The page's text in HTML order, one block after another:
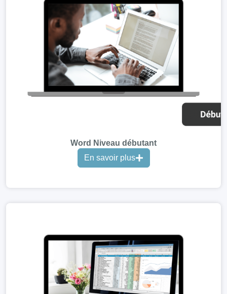
Word Niveau débutant
En savoir plus